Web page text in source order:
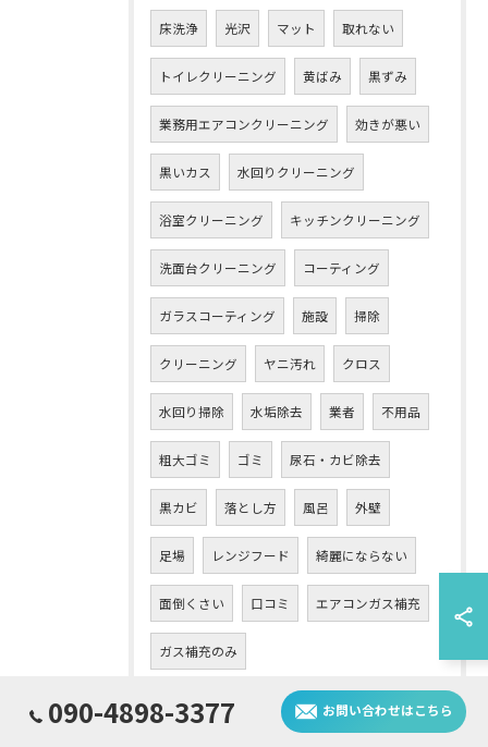
床洗浄 光沢 マット 取れない
トイレクリーニング 黄ばみ 黒ずみ
業務用エアコンクリーニング 効きが悪い
黒いカス 水回りクリーニング
浴室クリーニング キッチンクリーニング
洗面台クリーニング コーティング
ガラスコーティング 施設 掃除
クリーニング ヤニ汚れ クロス
水回り掃除 水垢除去 業者 不用品
粗大ゴミ ゴミ 尿石・カビ除去
黒カビ 落とし方 風呂 外壁
足場 レンジフード 綺麗にならない
面倒くさい 口コミ エアコンガス補充
ガス補充のみ
おそうじエアコンクリーニング
090-4898-3377 お問い合わせはこちら